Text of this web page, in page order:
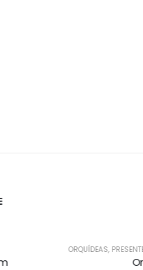
PRESENTE PARA O SEU AMOR,PRODUTOS HOME 1